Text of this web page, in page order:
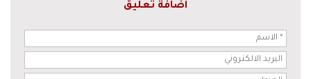
اضافة تعليق